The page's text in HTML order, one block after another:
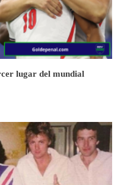
lugar del mundial